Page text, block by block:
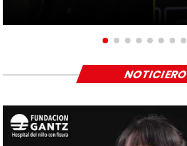
NOTICIERO